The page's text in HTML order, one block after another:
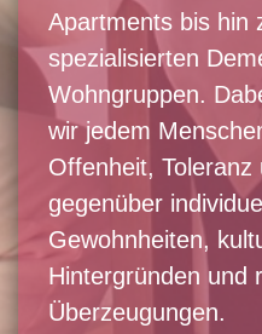
Apartments bis hin
spezialisierten
Wohngruppen.
wir jedem
Offenheit, Toleranz
gegenüber
Gewohnheiten,
Hintergründen und
Überzeugungen.